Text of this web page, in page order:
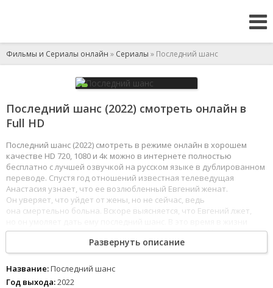
Фильмы и Сериалы онлайн » Сериалы » Последний шанс
Последний шанс (2022) смотреть онлайн в
Full HD
Последний шанс (2022) смотреть в режиме онлайн в хорошем
качестве HD 720, 1080 и 4к можно в интернете полностью
бесплатно с лучшей озвучкой на русском языке в дублированном
переводе. Спустя год отношений известная телеведущая
Анастасия узнает, что ее возлюбленный Евгений женат.
Он уверяет, что уйдет от жены, но не сейчас, ведь
она смертельно больна. Вскоре выясняется, что Евгений лжет,
Анастасии появляется новый знакомый - художник Иван
Перевалов, который недавно ушел от жены и дочери. Между
ними сразу возникает симпатия, из-за которой Насте придется
делать выбор между двумя мужчинами.
Развернуть описание
Название:Последний шанс
Год выхода:2022